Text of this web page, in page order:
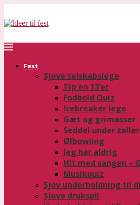
Fest
Sjove selskabslege
Tip en 13’er
Fodbold Quiz
Icebreaker lege
Gæt og grimasser
Seddel under
Ølbowling
Jeg har aldrig
Hit med sangen –
Musikquiz
Sjov underholdning til
Sjove drukspil